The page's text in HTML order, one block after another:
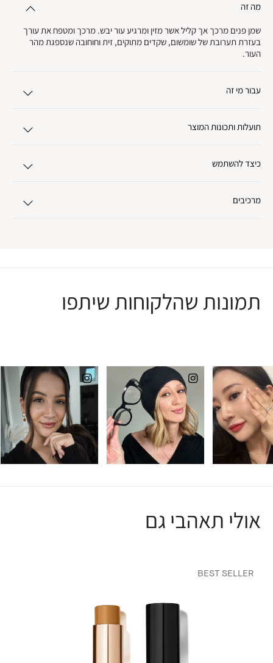
מה זה
שמן פנים מרכך אך קליל אשר מזין ומרגיע עור יבש. מרכך ומטפח את עורך
בעזרת תערובת של שומשום, שקדים מתוקים, זית וחוחובה שנספגת מהר
העור.
עבור מי זה
תועלות ותכונות המוצר
כיצד להשתמש
מרכיבים
תמונות שהלקוחות שיתפו
אולי תאהבי גם
BEST SELLER